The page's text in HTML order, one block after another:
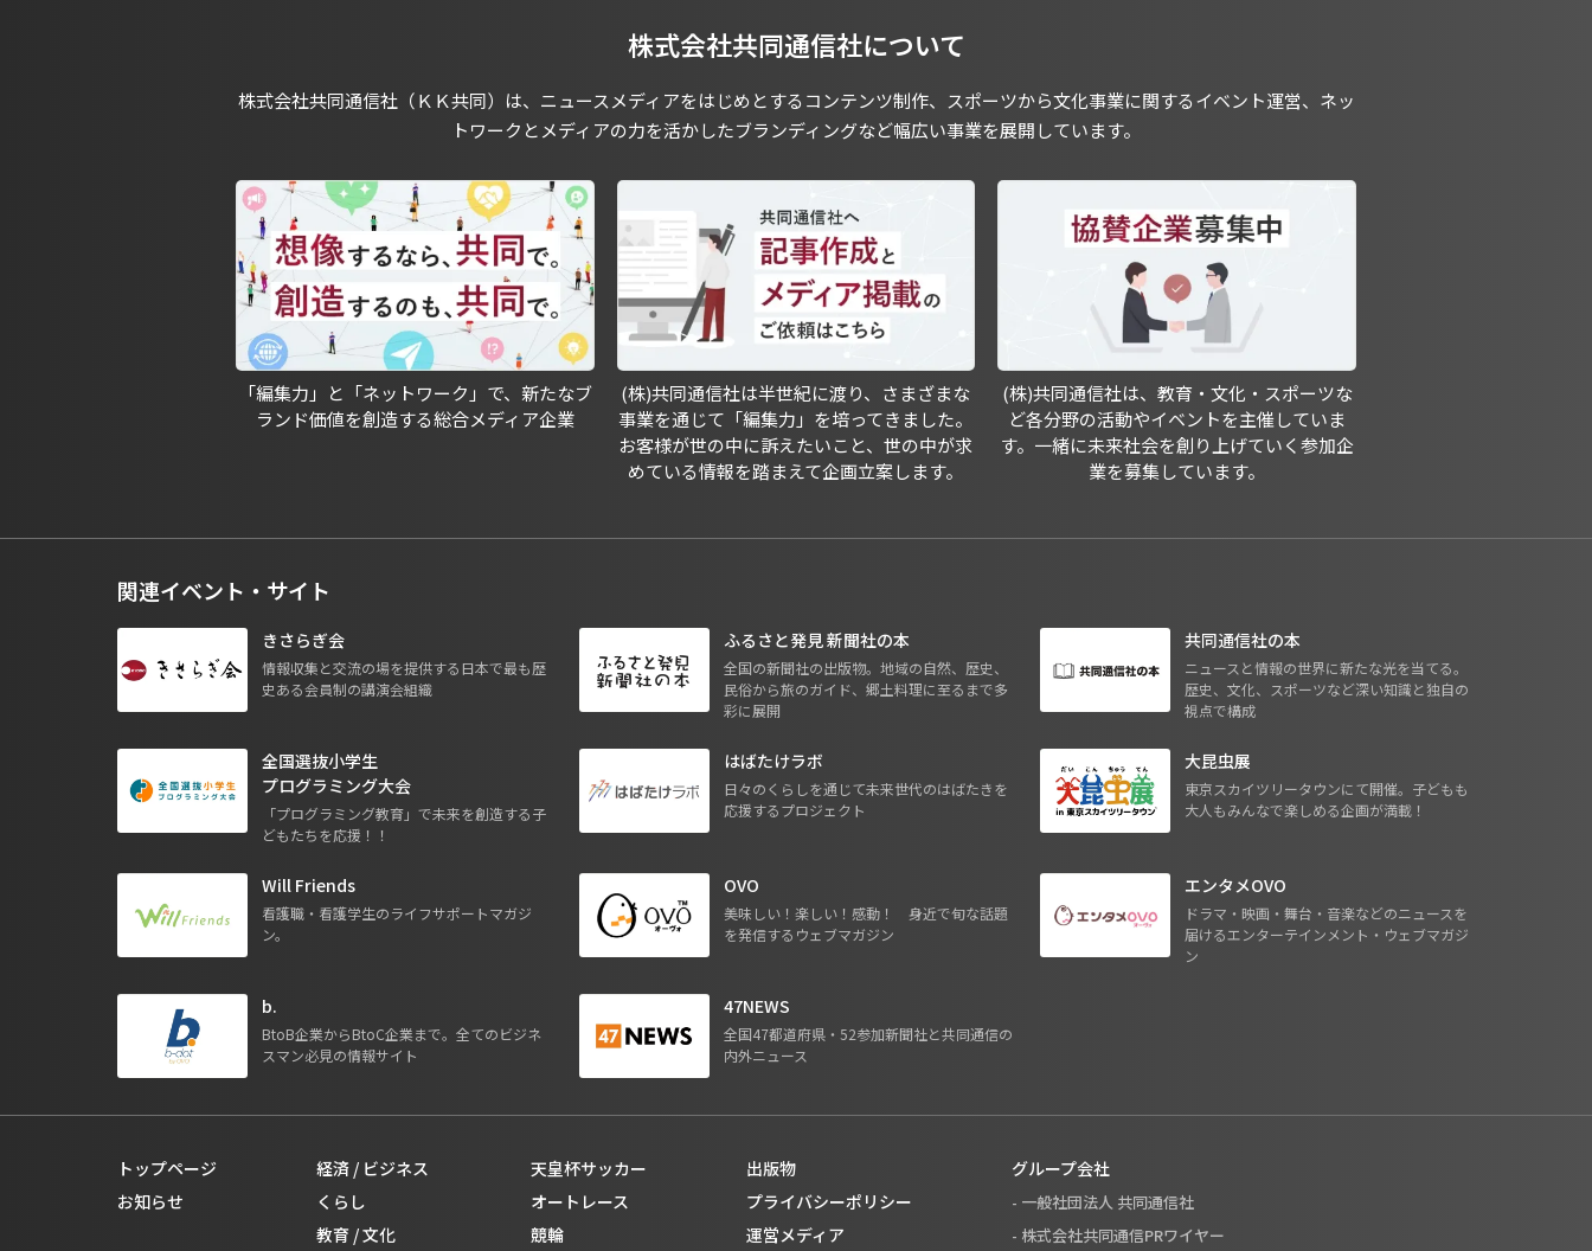
株式会社共同通信社について
株式会社共同通信社（ＫＫ共同）は、ニュースメディアをはじめとするコンテンツ制作、スポーツから文化事業に関するイベント運営、ネッ
トワークとメディアの力を活かしたブランディングなど幅広い事業を展開しています。
「編集力」と「ネットワーク」で、新たなブ
ランド価値を創造する総合メディア企業
(株)共同通信社は半世紀に渡り、さまざまな
事業を通じて「編集力」を培ってきました。
お客様が世の中に訴えたいこと、世の中が求
めている情報を踏まえて企画立案します。
(株)共同通信社は、教育・文化・スポーツな
ど各分野の活動やイベントを主催していま
す。一緒に未来社会を創り上げていく参加企
業を募集しています。
関連イベント・サイト
きさらぎ会
情報収集と交流の場を提供する日本で最も歴
史ある会員制の講演会組織
ふるさと発見 新聞社の本
全国の新聞社の出版物。地域の自然、歴史、
民俗から旅のガイド、郷土料理に至るまで多
彩に展開
共同通信社の本
ニュースと情報の世界に新たな光を当てる。
歴史、文化、スポーツなど深い知識と独自の
視点で構成
全国選抜小学生
プログラミング大会
「プログラミング教育」で未来を創造する子
どもたちを応援！！
はばたけラボ
日々のくらしを通じて未来世代のはばたきを
応援するプロジェクト
大昆虫展
東京スカイツリータウンにて開催。子どもも
大人もみんなで楽しめる企画が満載！
Will Friends
看護職・看護学生のライフサポートマガジ
ン。
OVO
美味しい！楽しい！感動！ 身近で旬な話題
を発信するウェブマガジン
エンタメOVO
ドラマ・映画・舞台・音楽などのニュースを
届けるエンターテインメント・ウェブマガジ
ン
b.
BtoB企業からBtoC企業まで。全てのビジネ
スマン必見の情報サイト
47NEWS
全国47都道府県・52参加新聞社と共同通信の
内外ニュース
トップページ
お知らせ
経済 / ビジネス
くらし
教育 / 文化
天皇杯サッカー
オートレース
競輪
出版物
プライバシーポリシー
運営メディア
グループ会社
- 一般社団法人 共同通信社
- 株式会社共同通信PRワイヤー